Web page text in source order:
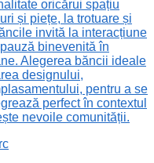
oricărui spațiu
și piețe, la trotuare și
invită la interacțiune
binevenită în
Alegerea băncii ideale
designului,
pentru a se
perfect în contextul
nevoile comunității.